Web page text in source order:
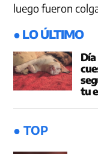
luego fueron
● LO ÚLTIMO
tu
● TOP